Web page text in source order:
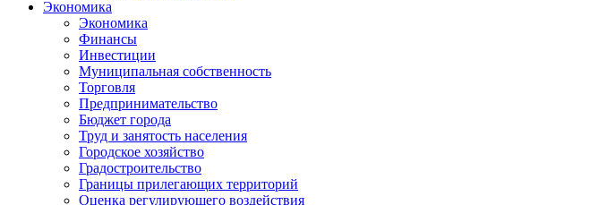
Экономика
Экономика
Финансы
Инвестиции
Муниципальная собственность
Торговля
Предпринимательство
Бюджет города
Труд и занятость населения
Городское хозяйство
Градостроительство
Границы прилегающих территорий
Оценка регулирующего воздействия